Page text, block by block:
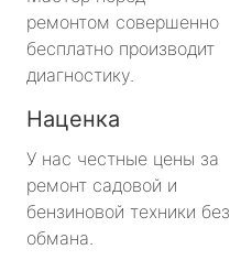
ремонтом совершенно
бесплатно производит
диагностику.
Наценка
У нас честные цены за
ремонт садовой и
бензиновой техники без
обмана.